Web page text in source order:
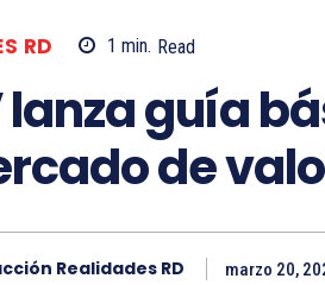
RD 1 min. Read
lanza guía
de
Realidades RD marzo 20,